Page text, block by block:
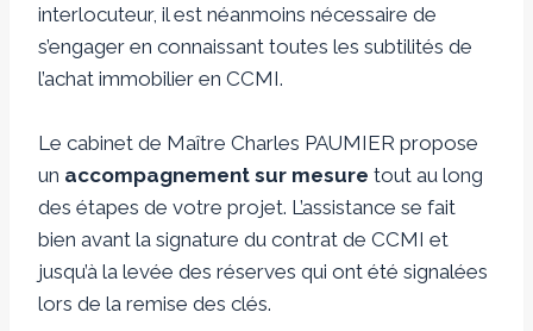
interlocuteur, il est néanmoins nécessaire de
s’engager en connaissant toutes les subtilités de
l’achat immobilier en CCMI.
Le cabinet de Maître Charles PAUMIER propose
un accompagnement sur mesure tout au long
des étapes de votre projet. L’assistance se fait
bien avant la signature du contrat de CCMI et
jusqu’à la levée des réserves qui ont été signalées
lors de la remise des clés.